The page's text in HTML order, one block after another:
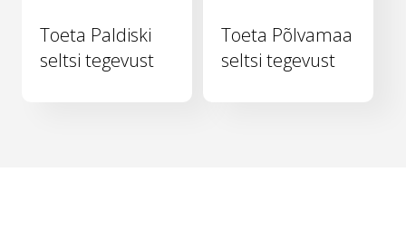
Toeta Paldiski
seltsi tegevust
Toeta Põlvamaa
seltsi tegevust